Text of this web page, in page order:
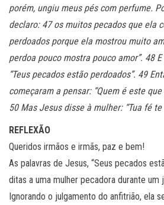
porém, ungiu meus pés com perfume.
declaro: 47 os muitos pecados que ela
perdoados porque ela mostrou muito
perdoa pouco mostra pouco amor”. 48
“Teus pecados estão perdoados”. 49
começaram a pensar: “Quem é este
50 Mas Jesus disse à mulher: “Tua fé
REFLEXÃO
Queridos irmãos e irmãs, paz e bem!
As palavras de Jesus, “Seus pecados
ditas a uma mulher pecadora durante um
Ignorando o julgamento do anfitrião, ela